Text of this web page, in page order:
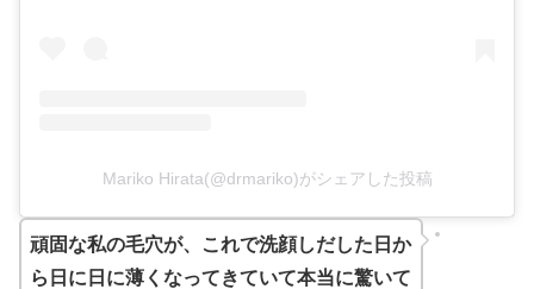
Mariko Hirata(@drmariko)がシェアした投稿
頑固な私の毛穴が、これで洗顔しだした日か
ら日に日に薄くなってきていて本当に驚いて